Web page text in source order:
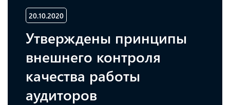
20.10.2020
Утверждены принципы
внешнего контроля
качества работы
аудиторов